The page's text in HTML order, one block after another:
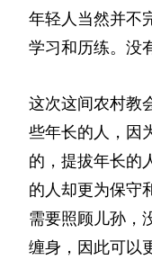
年轻人当然并不
学习和历练。没
这次这间农村教
些年长的人，因
的，提拔年长的
的人却更为保守
需要照顾儿孙，
缠身，因此可以